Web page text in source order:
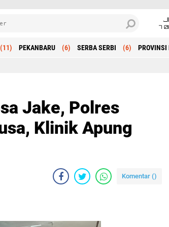
7
(11) PEKANBARU (6) SERBA SERBI (6) PROVINSI
Jake, Polres
Klinik Apung
Komentar ()